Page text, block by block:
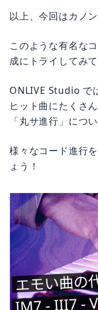
以上、今回はカノ
このような有名な
成にトライしてみ
ONLIVE Studio で
ヒット曲にたくさ
「丸サ進行」につ
様々なコード進行
ょう！